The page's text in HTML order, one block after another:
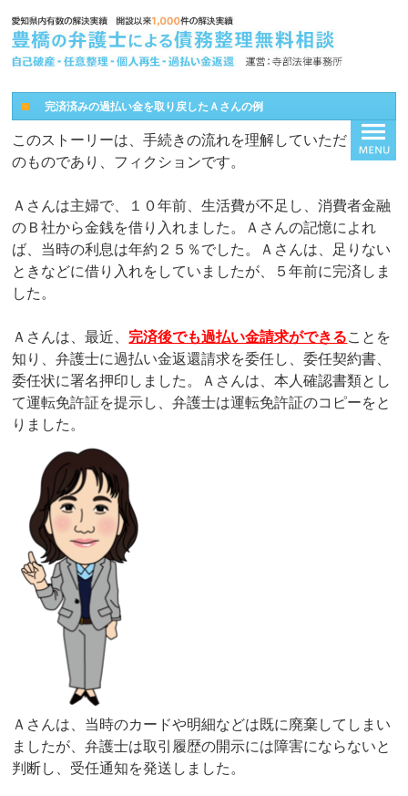
完済済みの過払い金を取り戻したＡさんの例
このストーリーは、手続きの流れを理解していただくため
のものであり、フィクションです。
Ａさんは主婦で、１０年前、生活費が不足し、消費者金融
のＢ社から金銭を借り入れました。Ａさんの記憶によれ
ば、当時の利息は年約２５％でした。Ａさんは、足りない
ときなどに借り入れをしていましたが、５年前に完済しま
した。
Ａさんは、最近、 完済後でも過払い金請求ができることを
知り、弁護士に過払い金返還請求を委任し、委任契約書、
委任状に署名押印しました。Ａさんは、本人確認書類とし
て運転免許証を提示し、弁護士は運転免許証のコピーをと
りました。
Ａさんは、当時のカードや明細などは既に廃棄してしまい
ましたが、弁護士は取引履歴の開示には障害にならないと
判断し、受任通知を発送しました。